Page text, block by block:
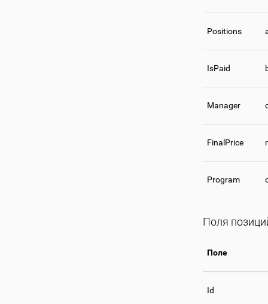
Positions
IsPaid
Manager
FinalPrice
Program
Поля
Поле
Id